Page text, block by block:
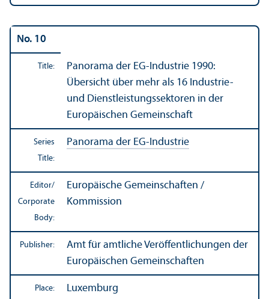
No. 10
Title:
Panorama der EG-Industrie 1990:
Übersicht über mehr als 16 Industrie-
und Dienstleistungssektoren in der
Europäischen Gemeinschaft
Series
Title:
Panorama der EG-Industrie
Editor/
Corporate
Body:
Europäische Gemeinschaften /
Kommission
Publisher:
Amt für amtliche Veröffentlichungen der
Europäischen Gemeinschaften
Place: Luxemburg